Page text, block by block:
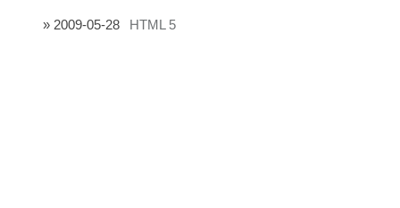
2009-05-28 HTML 5